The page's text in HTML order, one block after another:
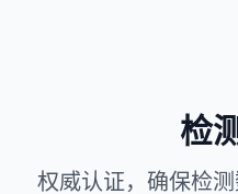
检
权威认证，确保检